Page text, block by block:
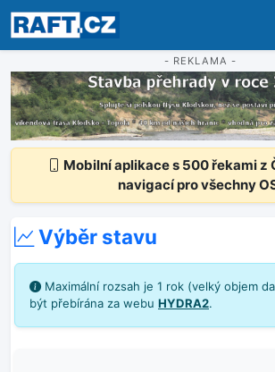
Registrace Přihlášení
- REKLAMA -
Mobilní aplikace s 500 řekami z
navigací pro všechny
Výběr stavu
Maximální rozsah je 1 rok (velký objem
být přebírána za webu HYDRA2.